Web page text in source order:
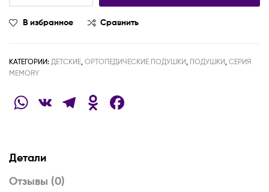
В избранное Сравнить
КАТЕГОРИИ: ДЕТСКИЕ, ОРТОПЕДИЧЕСКИЕ ПОДУШКИ, ПОДУШКИ, СЕРИЯ
MEMORY
W
s
A
V
T
O
Детали
Отзывы (0)